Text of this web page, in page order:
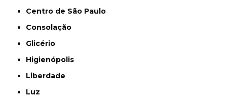
Centro de São Paulo
Consolação
Glicério
Higienópolis
Liberdade
Luz